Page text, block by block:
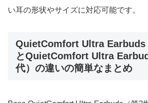
い耳の形状やサイズに対応可能です。
QuietComfort Ultra Earbuds
とQuietComfort Ultra
代）の違いの簡単なまとめ